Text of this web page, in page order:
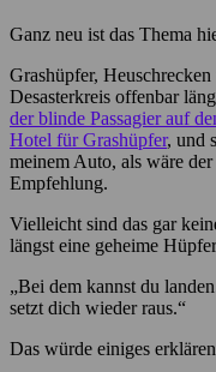
Ganz neu ist das Thema
Grashüpfer,
Desasterkreis offenbar
der blinde Passagier auf
Hotel für Grashüpfer, und
meinem Auto, als wäre
Empfehlung.
Vielleicht sind das gar
längst eine geheime
„Bei dem kannst du
setzt dich wieder raus.“
Das würde einiges